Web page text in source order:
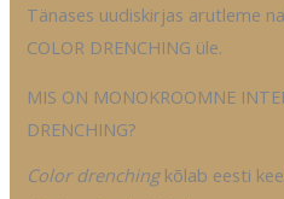
Tänases uudiskirjas arutleme
COLOR DRENCHING üle.
MIS ON MONOKROOMNE
DRENCHING?
Color drenchingkõlab eesti